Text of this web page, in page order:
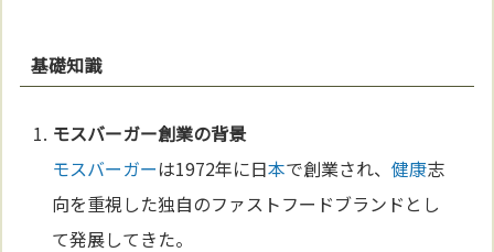
基礎知識
モスバーガー創業の背景
モスバーガーは1972年に日本で創業され、健康志
向を重視した独自のファストフードブランドとし
て発展してきた。